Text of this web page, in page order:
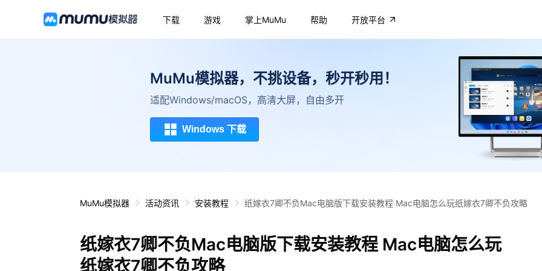
下载 游戏 掌上MuMu 帮助 开放平台
MuMu模拟器，不挑设备，秒开秒用！
适配Windows/macOS，高清大屏，自由多开
Windows 下载
MuMu模拟器 活动资讯 安装教程 纸嫁衣7卿不负Mac电脑版下载安装教程 Mac电脑怎么玩纸嫁衣7卿不负攻略
纸嫁衣7卿不负Mac电脑版下载安装教程 Mac电脑怎么玩
纸嫁衣7卿不负攻略